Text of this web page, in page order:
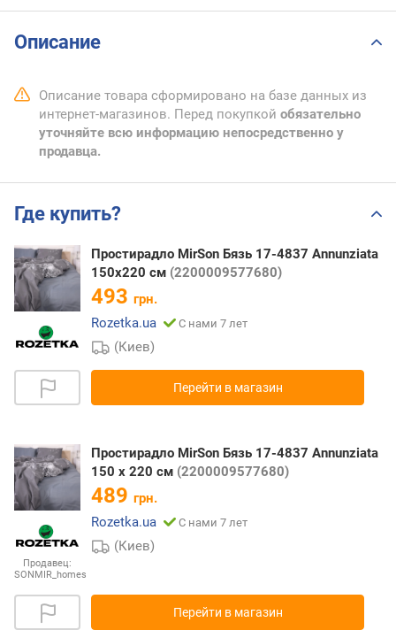
Описание
Описание товара сформировано на базе данных из
интернет-магазинов. Перед покупкой обязательно
уточняйте всю информацию непосредственно у
продавца.
Где купить?
Простирадло MirSon Бязь 17-4837 Annunziata
150х220 см (2200009577680)
493 грн.
Rozetka.ua
С нами 7 лет
(Киев)
Перейти в магазин
Продавец:
SONMIR_homes
Простирадло MirSon Бязь 17-4837 Annunziata
150 х 220 см (2200009577680)
489 грн.
Rozetka.ua
С нами 7 лет
(Киев)
Перейти в магазин